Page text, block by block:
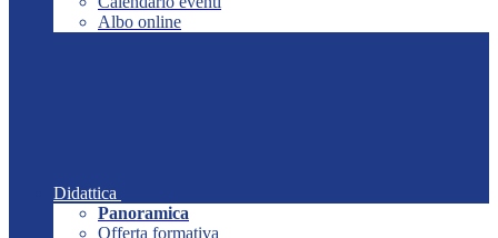
Albo online
Didattica
Panoramica
Offerta formativa